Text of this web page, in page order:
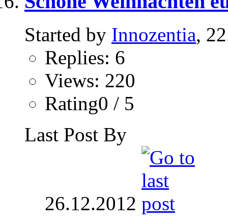
Started by Innozentia,
Replies: 6
Views: 220
Rating0 / 5
Last Post By
26.12.2012